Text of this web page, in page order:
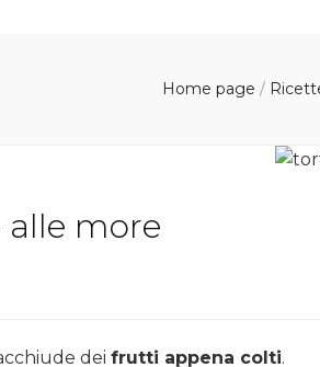
Home page /
more
dei frutti appena colti.